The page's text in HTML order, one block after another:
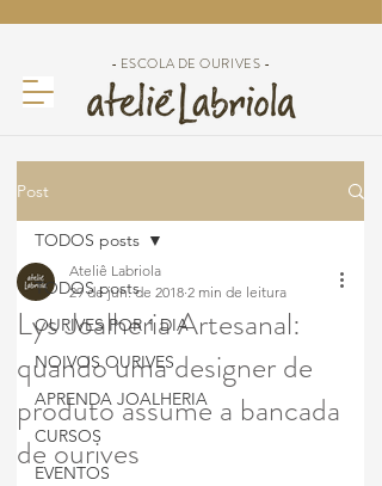
- ESCOLA DE OURIVES -
Post
TODOS posts
OURIVES POR 1 DIA
NOIVOS OURIVES
APRENDA JOALHERIA
CURSOS
EVENTOS
TODOS posts
Lys Joalheria Artesanal:
quando uma designer de
produto assume a bancada
de ourives
Ateliê Labriola
29 de jun. de 2018 2 min de leitura